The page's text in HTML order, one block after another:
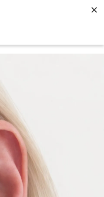
還是空的。